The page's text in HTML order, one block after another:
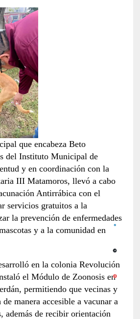
que encabeza Beto
del Instituto Municipal de
y en coordinación con la
III Matamoros, llevó a cabo
Antirrábica con el
servicios gratuitos a la
la prevención de enfermedades
y a la comunidad en
en la colonia Revolución
el Módulo de Zoonosis en
permitiendo que vecinas y
manera accesible a vacunar a
además de recibir orientación